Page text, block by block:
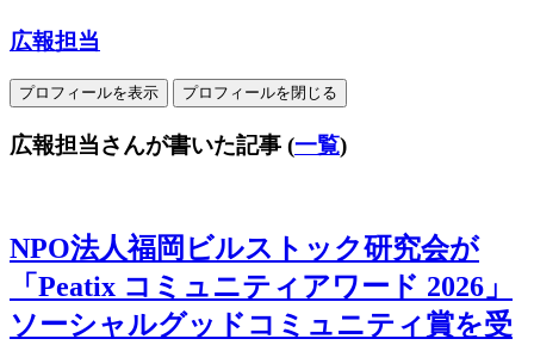
広報担当
プロフィールを表示 プロフィールを閉じる
広報担当さんが書いた記事 (一覧)
NPO法人福岡ビルストック研究会が
「Peatix コミュニティアワード 2026」
ソーシャルグッドコミュニティ賞を受